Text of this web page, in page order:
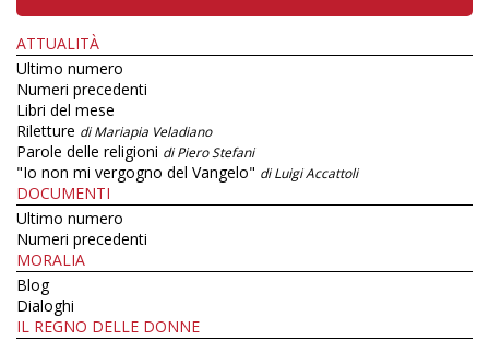
ATTUALITÀ
Ultimo numero
Numeri precedenti
Libri del mese
Riletture di Mariapia Veladiano
Parole delle religioni di Piero Stefani
"Io non mi vergogno del Vangelo" di Luigi Accattoli
DOCUMENTI
Ultimo numero
Numeri precedenti
MORALIA
Blog
Dialoghi
IL REGNO DELLE DONNE